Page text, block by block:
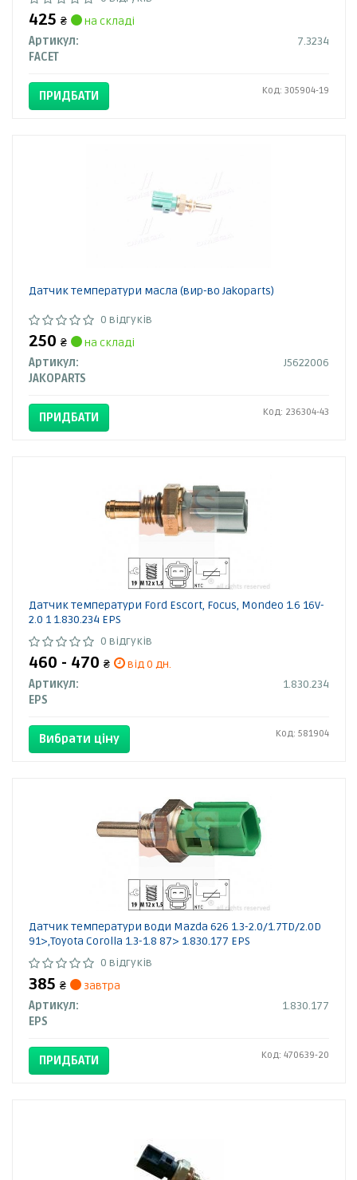
425 ₴
на складі
Артикул:
7.3234
FACET
ПРИДБАТИ Код: 305904-19
Датчик температури масла (вир-во Jakoparts)
0 відгуків
250 ₴
на складі
Артикул:
J5622006
JAKOPARTS
ПРИДБАТИ Код: 236304-43
Датчик температури Ford Escort, Focus, Mondeo 1.6 16V-
2.0 1 1.830.234 EPS
0 відгуків
460 - 470 ₴
від 0 дн.
Артикул:
1.830.234
EPS
Вибрати ціну Код: 581904
Датчик температури води Mazda 626 1.3-2.0/1.7TD/2.0D
91>,Toyota Corolla 1.3-1.8 87> 1.830.177 EPS
0 відгуків
385 ₴
завтра
Артикул:
1.830.177
EPS
ПРИДБАТИ Код: 470639-20